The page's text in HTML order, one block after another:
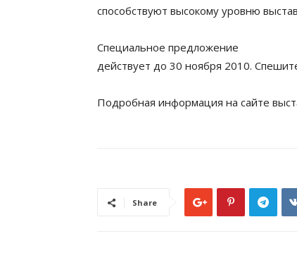
способствуют высокому уровню
Специальное предложение
действует до 30 ноября 2010.
Подробная информация на сайте
Share